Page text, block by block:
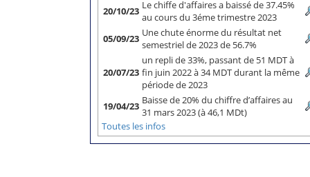
20/10/23 Le chiffe d'affaires a baissé de 37.45%
au cours du 3éme trimestre 2023
05/09/23 Une chute énorme du résultat net
semestriel de 2023 de 56.7%
20/07/23
un repli de 33%, passant de 51 MDT à
fin juin 2022 à 34 MDT durant la même
période de 2023
19/04/23 Baisse de 20% du chiffre d’affaires au
31 mars 2023 (à 46,1 MDt)
Toutes les infos